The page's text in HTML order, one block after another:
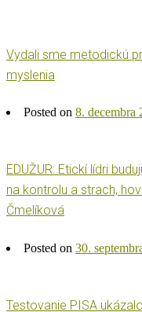
Vydali sme metodickú
myslenia
Posted on 8. decembra
EDUŽUR: Etickí lídri
na kontrolu a strach,
Čmelíková
Posted on 30.
Testovanie PISA